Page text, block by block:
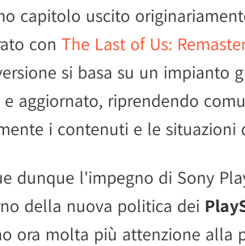
capitolo uscito
con The Last of Us:
si basa su un impianto
aggiornato, riprendendo
i contenuti e le situazioni
dunque l'impegno di Sony
della nuova politica dei
ora molta più attenzione alla